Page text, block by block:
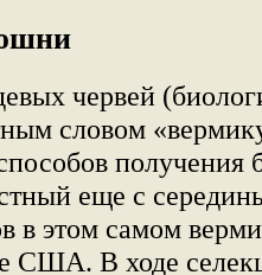
червей
словом
получения
еще с
в этом самом
США. В ходе